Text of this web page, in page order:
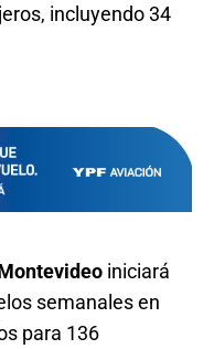
incluyendo 34
iniciará
semanales en
para 136